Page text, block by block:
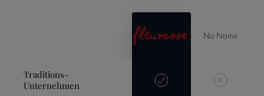
No Name
Traditions-
Unternehmen